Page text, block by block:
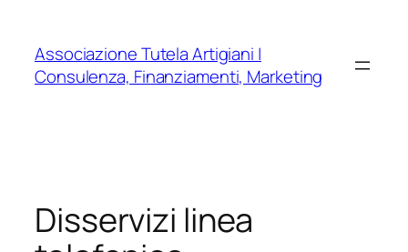
contenuto
Associazione Tutela Artigiani |
Consulenza, Finanziamenti, Marketing
Disservizi linea